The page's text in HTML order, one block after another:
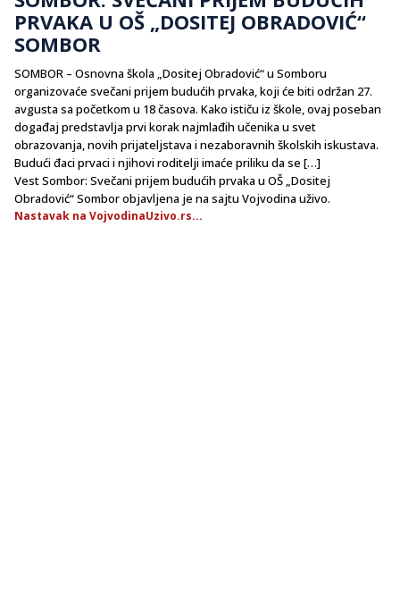
PRVAKA U OŠ „DOSITEJ OBRADOVIĆ“
SOMBOR
SOMBOR – Osnovna škola „Dositej Obradović“ u Somboru
organizovaće svečani prijem budućih prvaka, koji će biti održan 27.
avgusta sa početkom u 18 časova. Kako ističu iz škole, ovaj poseban
događaj predstavlja prvi korak najmlađih učenika u svet
obrazovanja, novih prijateljstava i nezaboravnih školskih iskustava.
Budući đaci prvaci i njihovi roditelji imaće priliku da se […]
Vest Sombor: Svečani prijem budućih prvaka u OŠ „Dositej
Obradović“ Sombor objavljena je na sajtu Vojvodina uživo.
Nastavak na VojvodinaUzivo.rs...